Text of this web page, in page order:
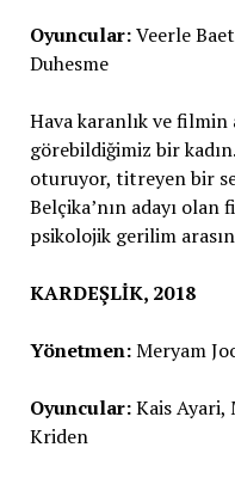
Oyuncular:Veerle
Duhesme
Hava karanlık ve filmin
görebildiğimiz bir
oturuyor, titreyen bir
Belçika’nın adayı olan
psikolojik gerilim
KARDEŞLİK, 2018
Yönetmen:Meryam
Oyuncular:Kais Ayari,
Kriden